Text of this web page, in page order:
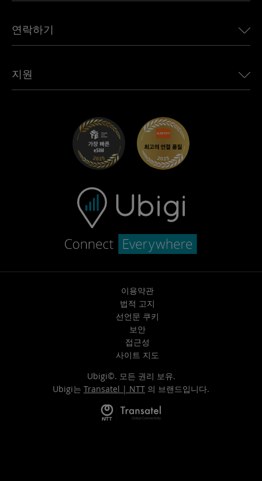
아프리카용 eSIM
모든 목적지 보기
Jeep용 Ubigi
Mini용 Ubigi
Maserati용 Ubigi
언론에 소개된 Ubigi
Ubigi 앱
연락하기
제휴 프로그램
지원
이용약관
법적 고지
선언문 쿠키
보안
접근성
사이트 지도
Ubigi©. 모든 권리 보유.
Ubigi는 Transatel | NTT 의 브랜드입니다.